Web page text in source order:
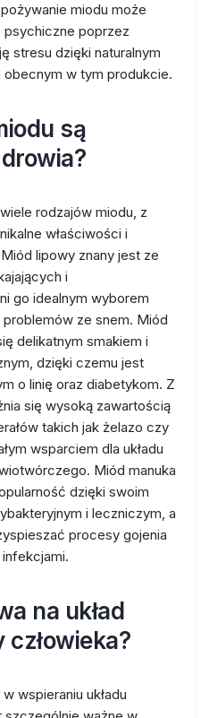
miodu może
poprzez
stresu dzięki naturalnym
w tym produkcie.
są
rodzajów miodu, z
właściwości i
lipowy znany jest ze
i
go idealnym wyborem
ze snem. Miód
delikatnym smakiem i
dzięki czemu jest
o linię oraz diabetykom. Z
się wysoką zawartością
takich jak żelazo czy
wsparciem dla układu
Miód manuka
dzięki swoim
i leczniczym, a
procesy gojenia
na układ
wspieraniu układu